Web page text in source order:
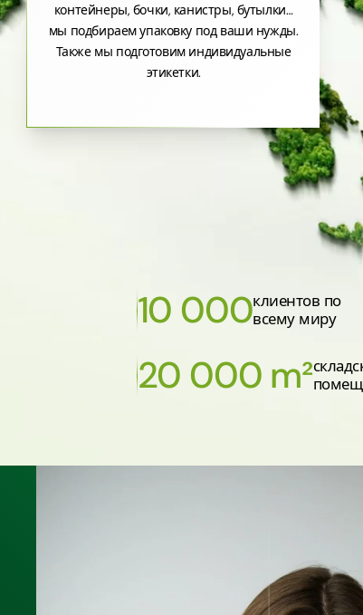
контейнеры, бочки, канистры, бутылки…
мы подбираем упаковку под ваши нужды.
Также мы подготовим индивидуальные
этикетки.
10 000клиентов по
всему миру
20 000 m²